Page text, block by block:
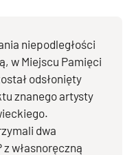
niepodległości
w Miejscu Pamięci
odsłonięty
znanego artysty
dwa
własnoręczną